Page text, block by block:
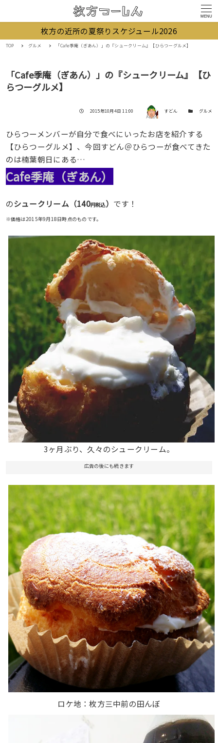
MENU
枚方の近所の夏祭りスケジュール2026
TOP グルメ 「Cafe季庵（ぎあん）」の『シュークリーム』【ひらつーグルメ】
「Cafe季庵（ぎあん）」の『シュークリーム』【ひ
らつーグルメ】
投稿日
2015年10月4日 11:00 著者 すどん カテゴリー
グルメ
ひらつーメンバーが自分で食べにいったお店を紹介する
【ひらつーグルメ】、今回すどん＠ひらつーが食べてきた
のは楠葉朝日にある…
Cafe季庵（ぎあん）
のシュークリーム（140円税込） です！
※価格は2015年9月18日時点のものです。
3ヶ月ぶり、久々のシュークリーム。
広告の後にも続きます
ロケ地：枚方三中前の田んぼ